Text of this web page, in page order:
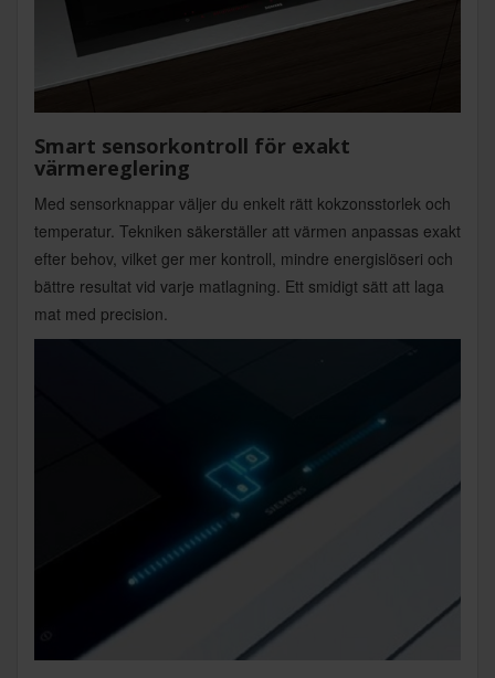
Smart sensorkontroll för exakt
värmereglering
Med sensorknappar väljer du enkelt rätt kokzonsstorlek och
temperatur. Tekniken säkerställer att värmen anpassas exakt
efter behov, vilket ger mer kontroll, mindre energislöseri och
bättre resultat vid varje matlagning. Ett smidigt sätt att laga
mat med precision.